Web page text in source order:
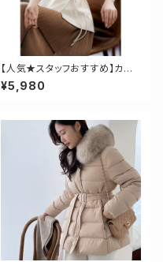
【人気★スタッフおすすめ】カシ
ュクールライトジャケット
¥5,980